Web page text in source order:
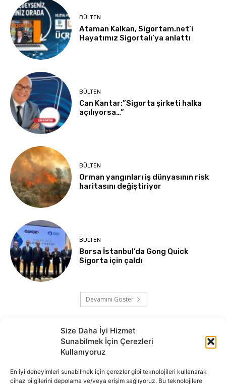
Size Daha İyi Hizmet
Sunabilmek İçin Çerezleri
Kullanıyoruz
En iyi deneyimleri sunabilmek için çerezler gibi teknolojileri kullanarak
cihaz bilgilerini depolama ve/veya erişim sağlıyoruz. Bu teknolojilere
BÜLTEN
Ataman Kalkan, Sigortam.net’i
Hayatımız Sigortalı’ya anlattı
BÜLTEN
Can Kantar:”Sigorta şirketi halka
açılıyorsa…”
BÜLTEN
Orman yangınları iş dünyasının risk
haritasını değiştiriyor
BÜLTEN
Borsa İstanbul’da Gong Quick
Sigorta için çaldı
Devamını Göster